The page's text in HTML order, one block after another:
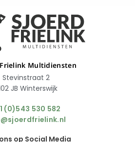
Multidiensten
Stevinstraat 2
JB Winterswijk
(0)543 530 582
op Social Media